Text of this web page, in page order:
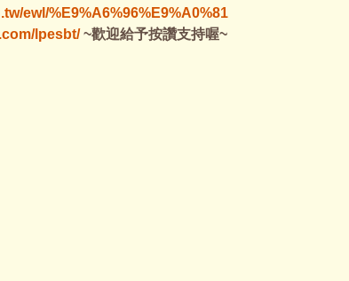
ewl/%E9%A6%96%E9%A0%81
lpesbt/~歡迎給予按讚支持喔~